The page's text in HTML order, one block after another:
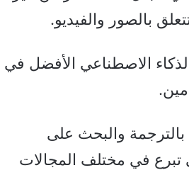
بالصور والفيديو.
الاصطناعي الأفضل في
بالترجمة والبحث على
تبرع في مختلف المجالات